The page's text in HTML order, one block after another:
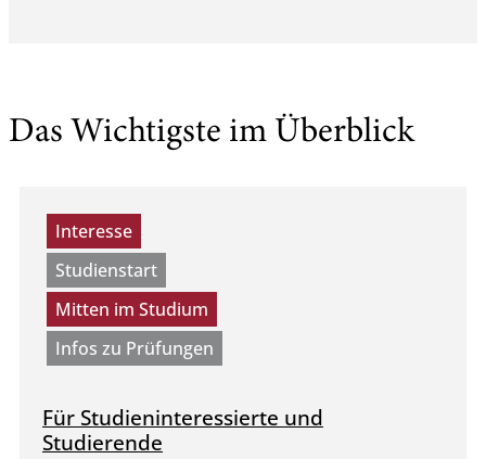
Das Wichtigste im Überblick
Interesse
Studienstart
Mitten im Studium
Infos zu Prüfungen
Für Studieninteressierte und
Studierende